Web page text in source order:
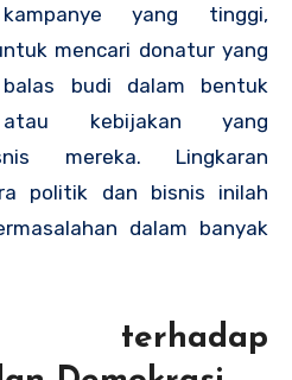
yang tinggi,
mencari donatur yang
budi dalam bentuk
kebijakan yang
mereka. Lingkaran
politik dan bisnis inilah
dalam banyak
terhadap